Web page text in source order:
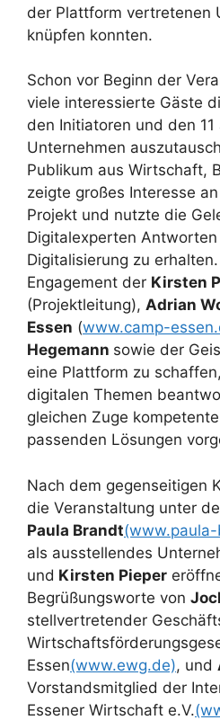
der Plattform vertretenen
knüpfen konnten.
Schon vor Beginn der
viele interessierte Gäste
den Initiatoren und den
Unternehmen
Publikum aus Wirtschaft,
zeigte großes Interesse
Projekt und nutzte die
Digitalexperten
Digitalisierung zu
Engagement der Kirsten
(Projektleitung), Adrian
Essen (www.camp-
Hegemann sowie der
eine Plattform zu
digitalen Themen
gleichen Zuge
passenden Lösungen
Nach dem gegenseitigen
die Veranstaltung unter
Paula Brandt
als ausstellendes
und Kirsten Pieper
Begrüßungsworte von
stellvertretender
Essen(www.ewg.de), und
Vorstandsmitglied der
Essener Wirtschaft e.V.